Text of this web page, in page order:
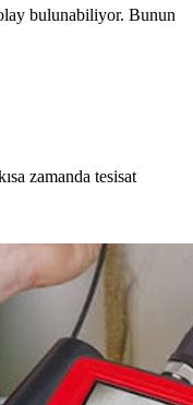
bulunabiliyor. Bunun
zamanda tesisat